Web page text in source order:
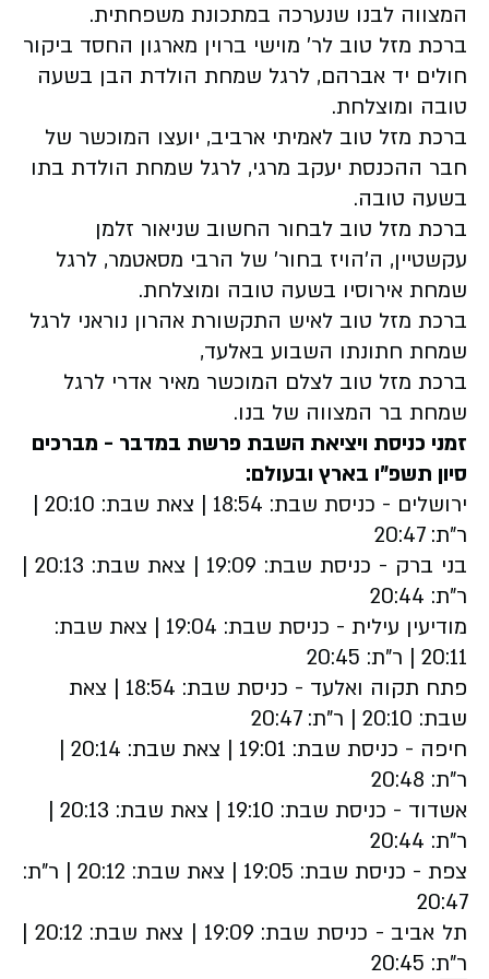
המצווה לבנו שנערכה במתכונת משפחתית.
ברכת מזל טוב לר' מוישי ברוין מארגון החסד ביקור
חולים יד אברהם, לרגל שמחת הולדת הבן בשעה
טובה ומוצלחת.
ברכת מזל טוב לאמיתי ארביב, יועצו המוכשר של
חבר ההכנסת יעקב מרגי, לרגל שמחת הולדת בתו
בשעה טובה.
ברכת מזל טוב לבחור החשוב שניאור זלמן
עקשטיין, ה'הויז בחור' של הרבי מסאטמר, לרגל
שמחת אירוסיו בשעה טובה ומוצלחת.
ברכת מזל טוב לאיש התקשורת אהרון נוראני לרגל
שמחת חתונתו השבוע באלעד,
ברכת מזל טוב לצלם המוכשר מאיר אדרי לרגל
שמחת בר המצווה של בנו.
זמני כניסת ויציאת השבת פרשת במדבר - מברכים
סיון תשפ"ו בארץ ובעולם:
ירושלים - כניסת שבת: 18:54 | צאת שבת: 20:10 |
ר"ת: 20:47
בני ברק -
כניסת שבת: 19:09 | צאת שבת: 20:13 |
ר"ת: 20:44
מודיעין עילית -
כניסת שבת: 19:04 | צאת שבת:
20:11 | ר"ת: 20:45
פתח תקוה ואלעד -
כניסת שבת: 18:54 | צאת
שבת: 20:10 | ר"ת: 20:47
חיפה -
כניסת שבת: 19:01 | צאת שבת: 20:14 |
ר"ת: 20:48
אשדוד -
כניסת שבת: 19:10 | צאת שבת: 20:13 |
ר"ת: 20:44
צפת -
כניסת שבת: 19:05 | צאת שבת: 20:12 | ר"ת:
20:47
תל אביב -
כניסת שבת: 19:09 | צאת שבת: 20:12 |
ר"ת: 20:45